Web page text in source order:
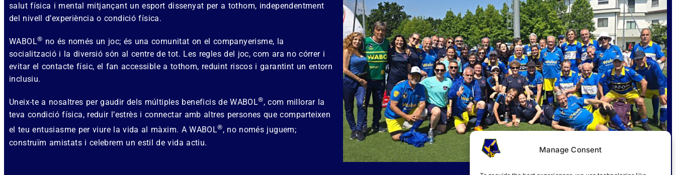
Manage Consent
salut física i mental mitjançant un esport dissenyat per a tothom, independentment
del nivell d’experiència o condició física.
WABOL® no és només un joc; és una comunitat on el companyerisme, la
socialització i la diversió són al centre de tot. Les regles del joc, com ara no córrer i
evitar el contacte físic, el fan accessible a tothom, reduint riscos i garantint un entorn
inclusiu.
Uneix-te a nosaltres per gaudir dels múltiples beneficis de WABOL®, com millorar la
teva condició física, reduir l’estrès i connectar amb altres persones que comparteixen
el teu entusiasme per viure la vida al màxim. A WABOL®, no només juguem;
construïm amistats i celebrem un estil de vida actiu.